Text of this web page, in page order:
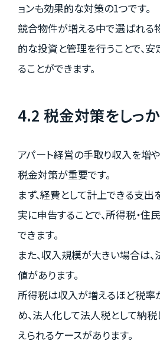
ョンも効果的な対策の1つです。
競合物件が増える中で選ばれる
的な投資と管理を行うことで、
ることができます。
4.2 税金対策をしっ
アパート経営の手取り収入を増
税金対策が重要です。
まず、経費として計上できる支出
実に申告することで、所得税・
できます。
また、収入規模が大きい場合は
値があります。
所得税は収入が増えるほど税率
め、法人化して法人税として納税
えられるケースがあります。